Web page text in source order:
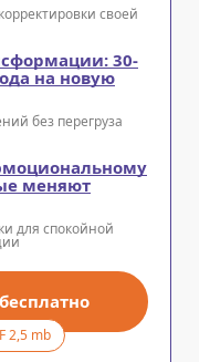
своей
30-
на новую
без перегруза
меняют
для спокойной
2,5 mb